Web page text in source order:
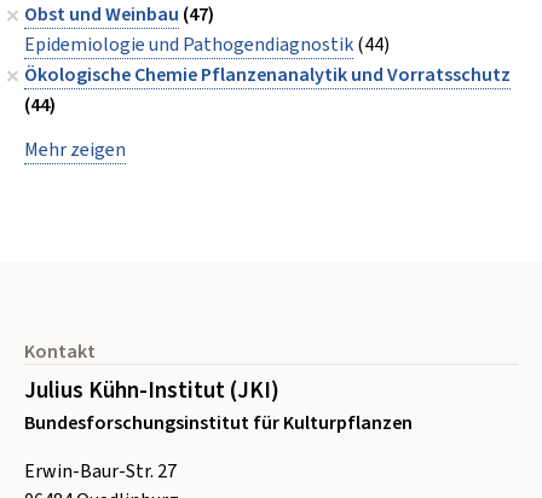
Obst und Weinbau (47)
Epidemiologie und Pathogendiagnostik(44)
Ökologische Chemie Pflanzenanalytik und Vorratsschutz
(44)
Mehr zeigen
Kontakt
Julius Kühn-Institut (JKI)
Bundesforschungsinstitut für Kulturpflanzen
Erwin-Baur-Str. 27